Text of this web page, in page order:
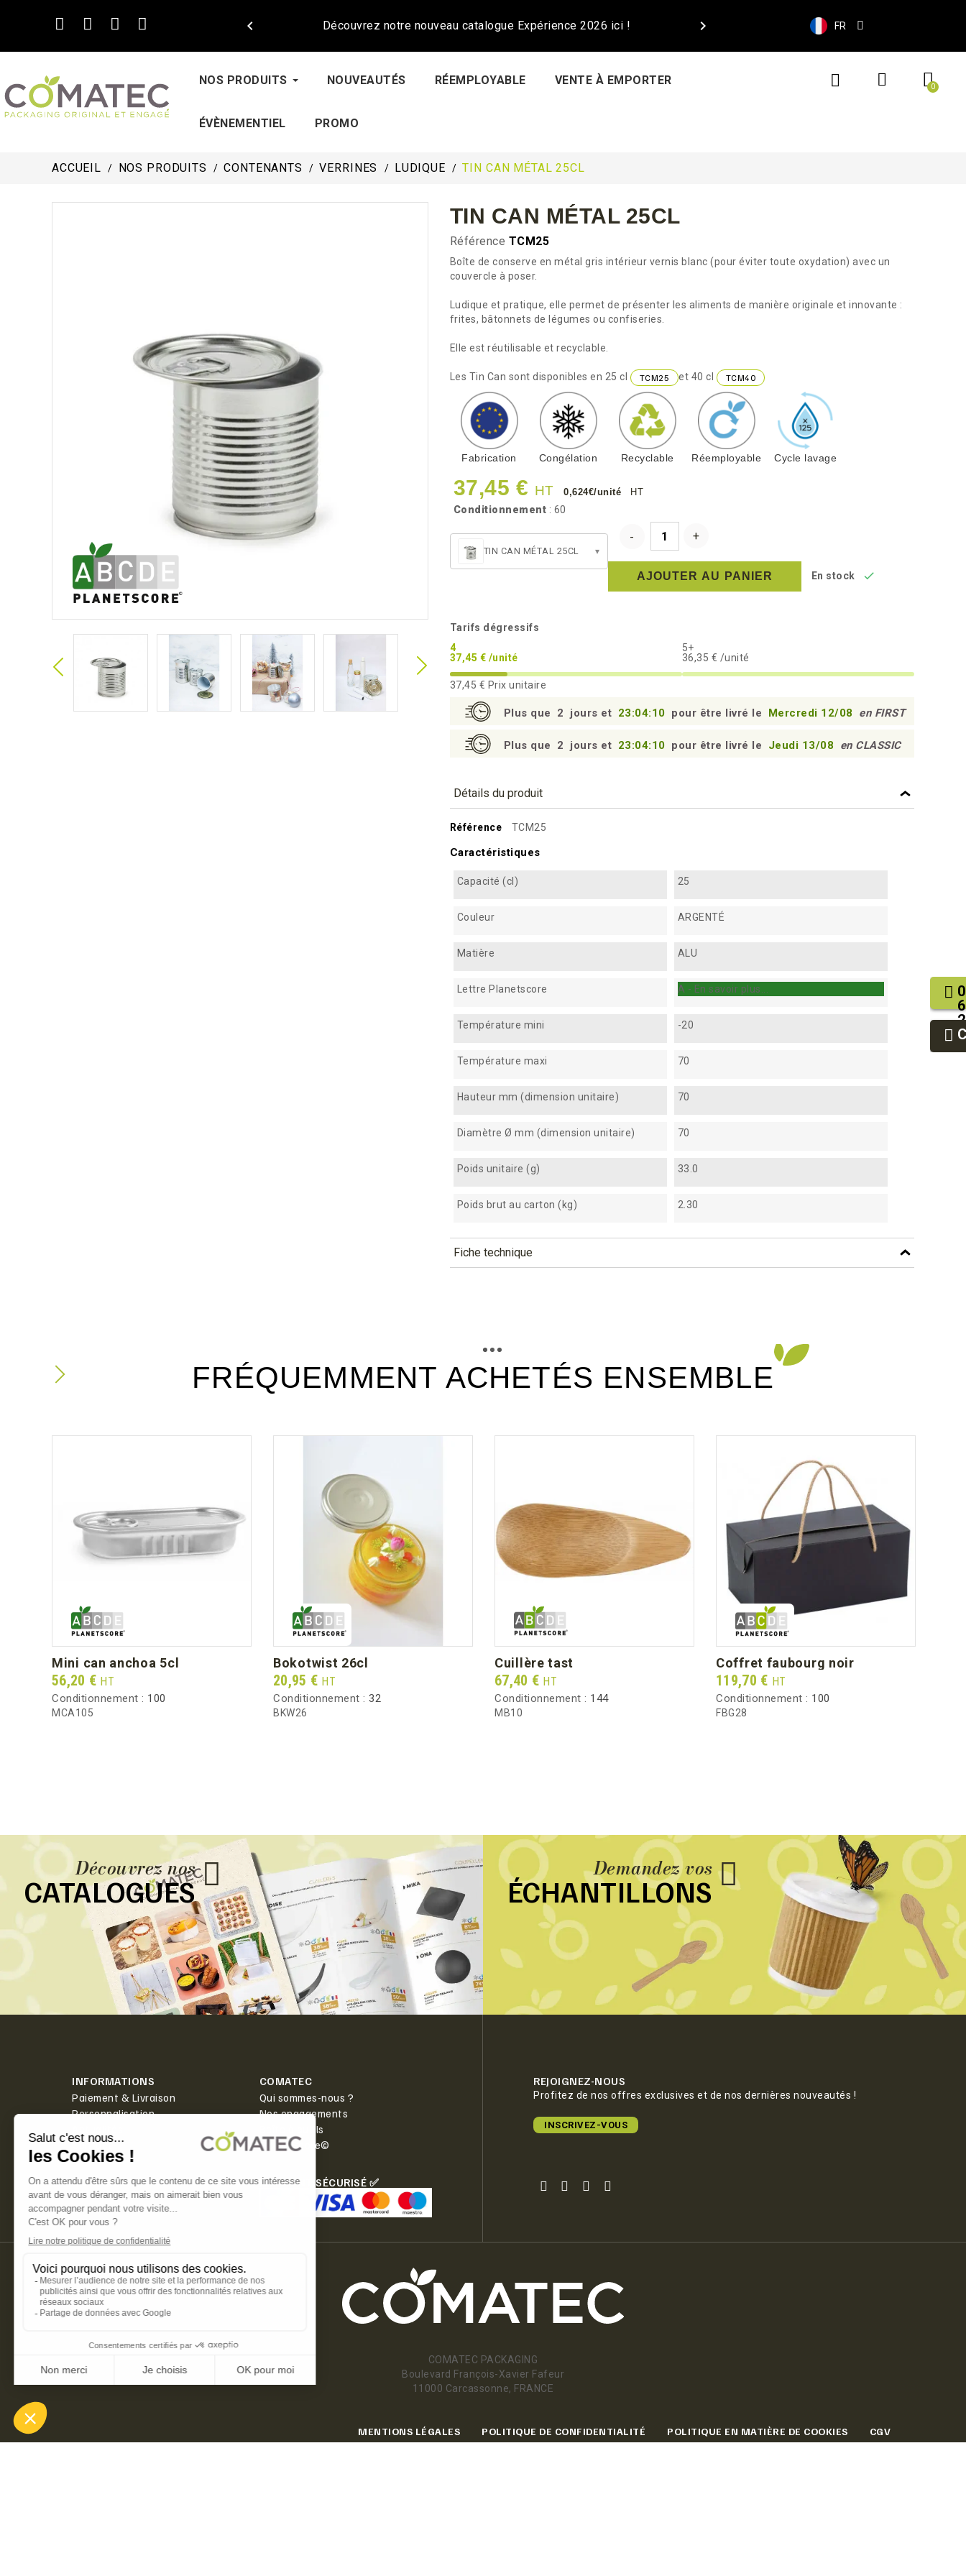
Découvrez notre nouveau catalogue Expérience 2026 ici !
  FR
NOS PRODUITS NOUVEAUTÉS RÉEMPLOYABLE VENTE À EMPORTER
ÉVÈNEMENTIEL PROMO
ACCUEIL NOS PRODUITS CONTENANTS VERRINES LUDIQUE TIN CAN MÉTAL 25CL
TIN CAN MÉTAL 25CL
Référence TCM25
Boîte de conserve en métal gris intérieur vernis blanc (pour éviter toute oxydation) avec un
couvercle à poser.
Ludique et pratique, elle permet de présenter les aliments de manière originale et innovante :
frites, bâtonnets de légumes ou confiseries.
Elle est réutilisable et recyclable.
Les Tin Can sont disponibles en 25 cl TCM25 et 40 cl TCM40
Fabrication Congélation Recyclable Réemployable Cycle lavage
37,45 € HT 0,624€/unité HT
Conditionnement : 60
TIN CAN MÉTAL 25CL ▾
AJOUTER AU PANIER En stock 
Tarifs dégressifs
4
37,45 € /unité
5+
36,35 € /unité
37,45 € Prix unitaire
Plus que 2 jours et 23:04:09 pour être livré le Mercredi 12/08 en FIRST
Plus que 2 jours et 23:04:09 pour être livré le Jeudi 13/08 en CLASSIC
Détails du produit
Référence TCM25
Caractéristiques
Capacité (cl) 25
Couleur ARGENTÉ
Matière ALU
Lettre Planetscore A - En savoir plus...
Température mini -20
Température maxi 70
Hauteur mm (dimension unitaire) 70
Diamètre Ø mm (dimension unitaire) 70
Poids unitaire (g) 33.0
Poids brut au carton (kg) 2.30
Fiche technique
FRÉQUEMMENT ACHETÉS ENSEMBLE
mini can anchoa 5cl
Prix
56,20 € HT
Conditionnement : 100
MCA105
bokotwist 26cl
Prix
20,95 € HT
Conditionnement : 32
BKW26
cuillère tast
Prix
67,40 € HT
Conditionnement : 144
MB10
coffret faubourg noir
Prix
119,70 € HT
Conditionnement : 100
FBG28
Découvrez nos
CATALOGUES
Demandez vos
ÉCHANTILLONS
INFORMATIONS
Paiement & Livraison
Personnalisation
Contact
COMATEC
Qui sommes-nous ?
Nos engagements
Boîte à outils
PlanetScore©
LIVRAISON
Offerte dès 350€ HT d'achat.
PAIEMENT SÉCURISÉ ✅
REJOIGNEZ-NOUS
Profitez de nos offres exclusives et de nos dernières nouveautés !
INSCRIVEZ-VOUS
COMATEC PACKAGING
Boulevard François-Xavier Fafeur
11000 Carcassonne, FRANCE
MENTIONS LÉGALES POLITIQUE DE CONFIDENTIALITÉ POLITIQUE EN MATIÈRE DE COOKIES CGV